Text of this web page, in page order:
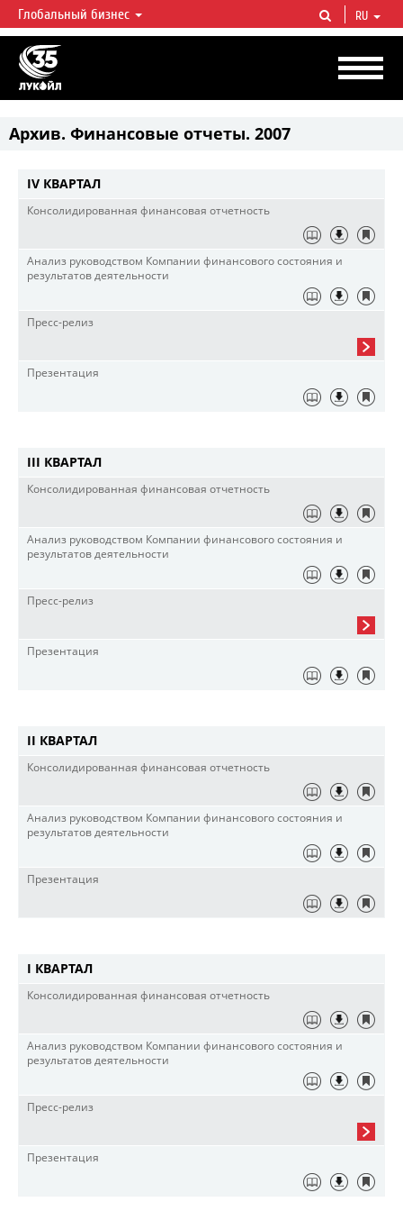
ЛУКОЙЛ СЕГОДНЯ
ЛУКОЙЛ — одна из крупнейших вертикально интегрированных
нефтегазовых компаний в мире, на долю которой приходится более 2%
мировой добычи нефти и около 1% доказанных запасов углеводородов.
Глобальный бизнес RU
Архив. Финансовые отчеты. 2007
IV КВАРТАЛ
Консолидированная финансовая отчетность
Анализ руководством Компании финансового состояния и
результатов деятельности
Пресс-релиз
Презентация
III КВАРТАЛ
Консолидированная финансовая отчетность
Анализ руководством Компании финансового состояния и
результатов деятельности
Пресс-релиз
Презентация
II КВАРТАЛ
Консолидированная финансовая отчетность
Анализ руководством Компании финансового состояния и
результатов деятельности
Презентация
I КВАРТАЛ
Консолидированная финансовая отчетность
Анализ руководством Компании финансового состояния и
результатов деятельности
Пресс-релиз
Презентация